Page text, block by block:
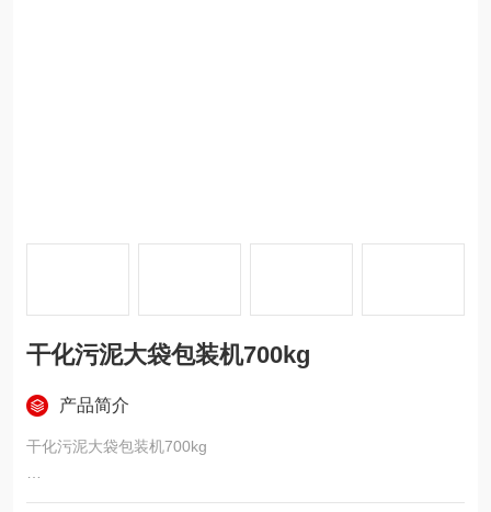
干化污泥大袋包装机700kg
产品简介
干化污泥大袋包装机700kg
干化污泥大袋包装机简要说明